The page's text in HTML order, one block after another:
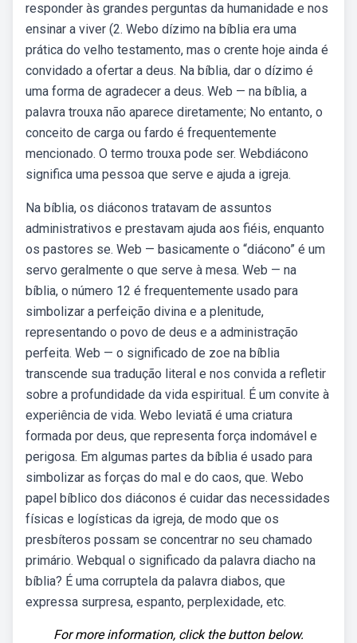
responder às grandes perguntas da humanidade e nos
ensinar a viver (2. Webo dízimo na bíblia era uma
prática do velho testamento, mas o crente hoje ainda é
convidado a ofertar a deus. Na bíblia, dar o dízimo é
uma forma de agradecer a deus. Web — na bíblia, a
palavra trouxa não aparece diretamente; No entanto, o
conceito de carga ou fardo é frequentemente
mencionado. O termo trouxa pode ser. Webdiácono
significa uma pessoa que serve e ajuda a igreja.
Na bíblia, os diáconos tratavam de assuntos
administrativos e prestavam ajuda aos fiéis, enquanto
os pastores se. Web — basicamente o “diácono” é um
servo geralmente o que serve à mesa. Web — na
bíblia, o número 12 é frequentemente usado para
simbolizar a perfeição divina e a plenitude,
representando o povo de deus e a administração
perfeita. Web — o significado de zoe na bíblia
transcende sua tradução literal e nos convida a refletir
sobre a profundidade da vida espiritual. É um convite à
experiência de vida. Webo leviatã é uma criatura
formada por deus, que representa força indomável e
perigosa. Em algumas partes da bíblia é usado para
simbolizar as forças do mal e do caos, que. Webo
papel bíblico dos diáconos é cuidar das necessidades
físicas e logísticas da igreja, de modo que os
presbíteros possam se concentrar no seu chamado
primário. Webqual o significado da palavra diacho na
bíblia? É uma corruptela da palavra diabos, que
expressa surpresa, espanto, perplexidade, etc.
For more information, click the button below.